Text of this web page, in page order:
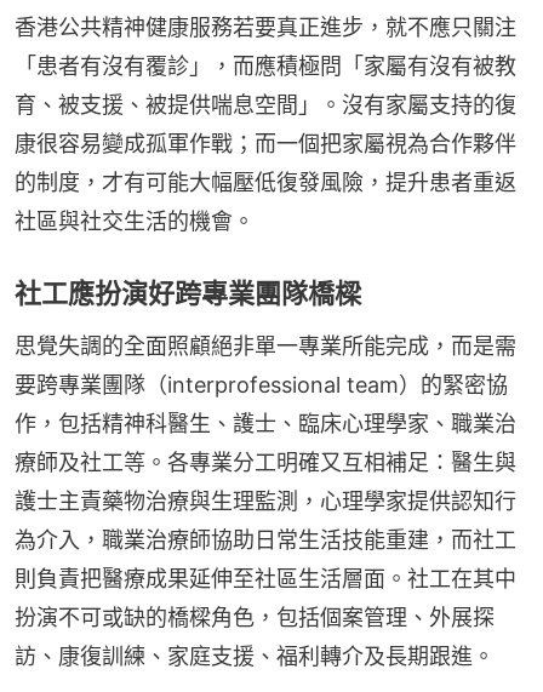
香港公共精神健康服務若要真正進步，就不應只關注
「患者有沒有覆診」，而應積極問「家屬有沒有被教
育、被支援、被提供喘息空間」。沒有家屬支持的復
康很容易變成孤軍作戰；而一個把家屬視為合作夥伴
的制度，才有可能大幅壓低復發風險，提升患者重返
社區與社交生活的機會。
社工應扮演好跨專業團隊橋樑
思覺失調的全面照顧絕非單一專業所能完成，而是需
要跨專業團隊（interprofessional team）的緊密協
作，包括精神科醫生、護士、臨床心理學家、職業治
療師及社工等。各專業分工明確又互相補足：醫生與
護士主責藥物治療與生理監測，心理學家提供認知行
為介入，職業治療師協助日常生活技能重建，而社工
則負責把醫療成果延伸至社區生活層面。社工在其中
扮演不可或缺的橋樑角色，包括個案管理、外展探
訪、康復訓練、家庭支援、福利轉介及長期跟進。